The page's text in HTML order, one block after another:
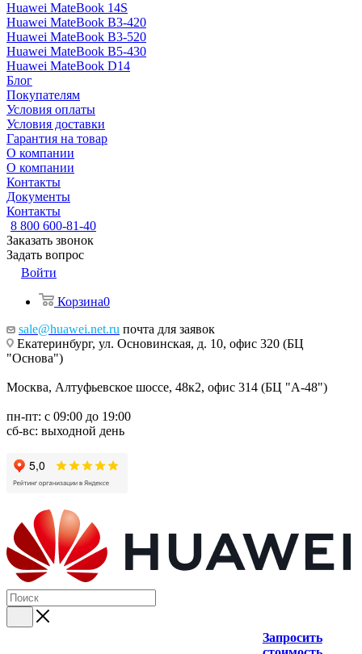
Huawei MateBook 14S
Huawei MateBook B3-420
Huawei MateBook B3-520
Huawei MateBook B5-430
Huawei MateBook D14
Блог
Покупателям
Условия оплаты
Условия доставки
Гарантия на товар
О компании
О компании
Контакты
Документы
Контакты
8 800 600-81-40
Заказать звонок
Задать вопрос
Войти
Корзина0
sale@huawei.net.ru почта для заявок
Екатеринбург, ул. Основинская, д. 10, офис 320 (БЦ
"Основа")
Москва, Алтуфьевское шоссе, 48к2, офис 314 (БЦ "А-48")
пн-пт: с 09:00 до 19:00
сб-вс: выходной день
Запросить